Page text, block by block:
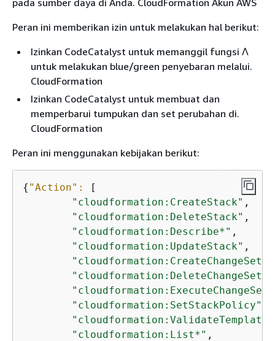
Peran ini memberikan izin untuk melakukan hal berikut:
Izinkan CodeCatalyst untuk memanggil fungsi Λ
untuk melakukan blue/green penyebaran melalui.
CloudFormation
Izinkan CodeCatalyst untuk membuat dan
memperbarui tumpukan dan set perubahan di.
CloudFormation
Peran ini menggunakan kebijakan berikut:
{ "Action":
[
"cloudformation:CreateStack" ,
"cloudformation:DeleteStack" ,
"cloudformation:Describe*" ,
"cloudformation:UpdateStack" ,
"cloudformation:CreateChangeSet"
"cloudformation:DeleteChangeSet"
"cloudformation:ExecuteChangeSet"
"cloudformation:SetStackPolicy"
"cloudformation:ValidateTemplate"
"cloudformation:List*" ,